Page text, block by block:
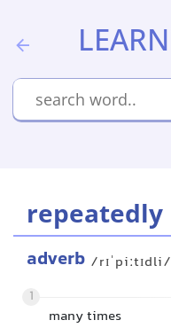
repeatedly
adverb /rɪˈpiːtɪdli/
1
many times